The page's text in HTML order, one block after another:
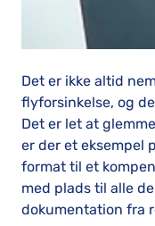
Det er ikke altid
flyforsinkelse, og
Det er let at
er der et eksempel
format til et
med plads til alle
dokumentation fra